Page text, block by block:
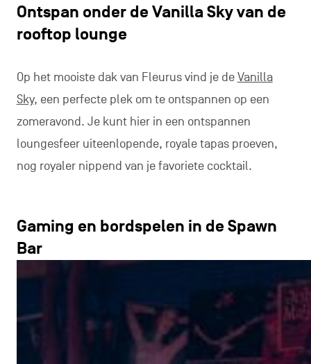
Ontspan onder de Vanilla Sky van de
rooftop lounge
Op het mooiste dak van Fleurus vind je deVanilla
Sky, een perfecte plek om te ontspannen op een
zomeravond. Je kunt hier in een ontspannen
loungesfeer uiteenlopende, royale tapas proeven,
nog royaler nippend van je favoriete cocktail.
Gaming en bordspelen in de Spawn
Bar